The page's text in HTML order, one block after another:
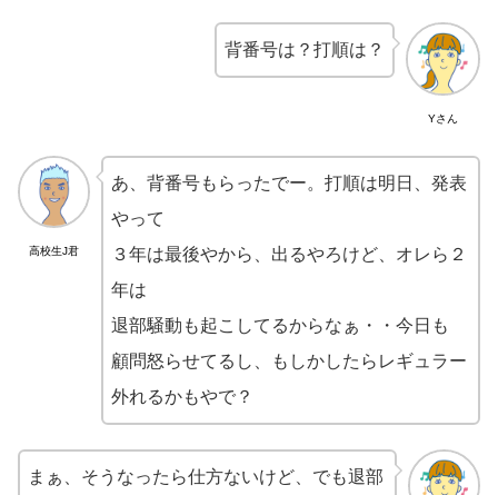
Yさん
背番号は？打順は？
高校生J君
あ、背番号もらったでー。打順は明日、発表
やって
３年は最後やから、出るやろけど、オレら２
年は
退部騒動も起こしてるからなぁ・・今日も
顧問怒らせてるし、もしかしたらレギュラー
外れるかもやで？
まぁ、そうなったら仕方ないけど、でも退部